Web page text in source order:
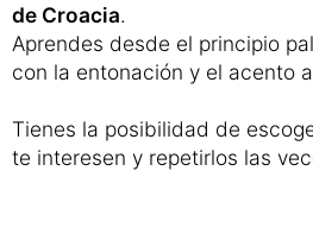
de Croacia.
Aprendes desde el principio
con la entonación y el acento
Tienes la posibilidad de
te interesen y repetirlos las